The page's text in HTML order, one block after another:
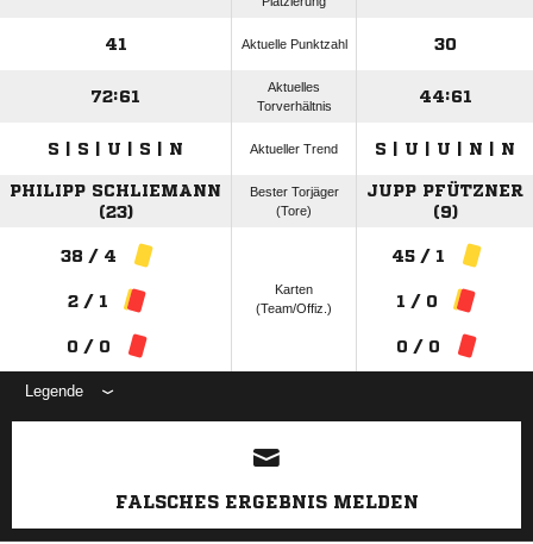
41 Aktuelle Punktzahl 30
72:61
Aktuelles
Torverhältnis
44:61
S | S | U | S | N Aktueller Trend S | U | U | N | N
PHILIPP SCHLIEMANN
(23)
Bester Torjäger
(Tore)
JUPP PFÜTZNER
(9)
38 / 4
2 / 1
0 / 0
Karten
(Team/Offiz.)
45 / 1
1 / 0
0 / 0
Legende
ANZEIGE
FALSCHES ERGEBNIS MELDEN